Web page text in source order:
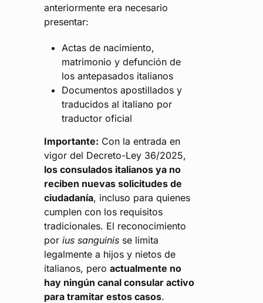
anteriormente era necesario
presentar:
Actas de nacimiento,
matrimonio y defunción de
los antepasados italianos
Documentos apostillados y
traducidos al italiano por
traductor oficial
Importante: Con la entrada en
vigor del Decreto-Ley 36/2025,
los consulados italianos ya no
reciben nuevas solicitudes de
ciudadanía, incluso para quienes
cumplen con los requisitos
tradicionales. El reconocimiento
por ius sanguinisse limita
legalmente a hijos y nietos de
italianos, pero actualmente no
hay ningún canal consular activo
para tramitar estos casos.